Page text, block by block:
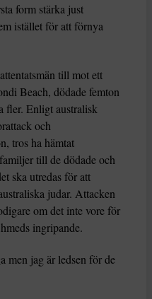
form stärka just
istället för att förnya
till mot ett
Beach, dödade femton
fler. Enligt australisk
och
tros ha hämtat
till de dödade och
ska utredas för att
judar. Attacken
om det inte vore för
ingripande.
men jag är ledsen för de